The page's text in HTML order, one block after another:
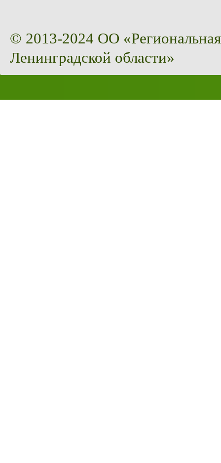
© 2013-2024 ОО
Ленинградской области»